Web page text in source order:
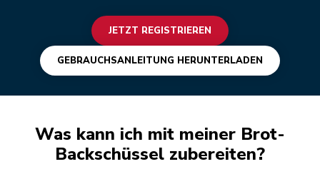
JETZT REGISTRIEREN
GEBRAUCHSANLEITUNG HERUNTERLADEN
Was kann ich mit meiner Brot-
Backschüssel zubereiten?